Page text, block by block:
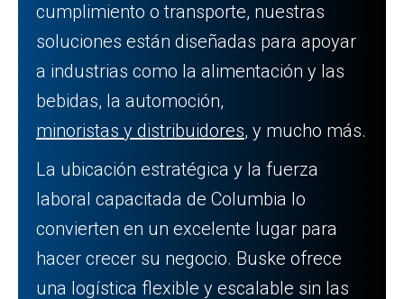
cumplimiento o transporte, nuestras
soluciones están diseñadas para apoyar
a industrias como la alimentación y las
bebidas, la automoción,
minoristas y distribuidores, y mucho más.
La ubicación estratégica y la fuerza
laboral capacitada de Columbia lo
convierten en un excelente lugar para
hacer crecer su negocio. Buske ofrece
una logística flexible y escalable sin las